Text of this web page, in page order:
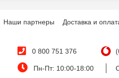
Наши партнеры Доставка и
0 800 751 376
Пн-Пт: 10:00-18:00